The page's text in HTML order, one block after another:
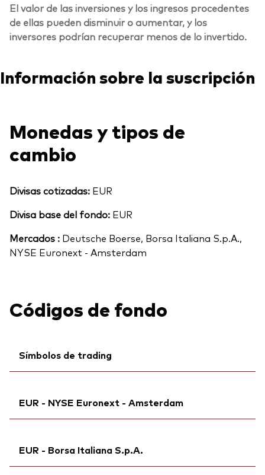
El valor de las inversiones y los ingresos procedentes
de ellas pueden disminuir o aumentar, y los
inversores podrían recuperar menos de lo invertido.
Información sobre la suscripción
Monedas y tipos de
cambio
Divisas cotizadas: EUR
Divisa base del fondo: EUR
Mercados : Deutsche Boerse, Borsa Italiana S.p.A.,
NYSE Euronext - Amsterdam
Códigos de fondo
Símbolos de trading
Bloomberg:V20A NA
ISIN:
IE00BMVB5K07
ID MEX:VRAAAS
EUR - NYSE Euronext - Amsterdam
Bloomberg:V20A NA
EUR - Borsa Italiana S.p.A.